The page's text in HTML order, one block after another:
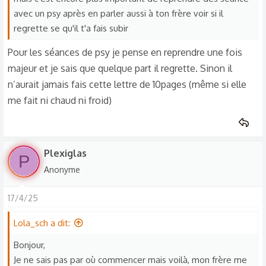
s’est passé.
s
avec un psy après en parler aussi à ton frère voir si il
regrette se qu'il t'a fais subir
Pour les séances de psy je pense en reprendre une fois
majeur et je sais que quelque part il regrette. Sinon il
n’aurait jamais fais cette lettre de 10pages (même si elle
me fait ni chaud ni froid)
P Plexiglas
Anonyme
17/4/25
Lola_sch a dit:
Bonjour,
Je ne sais pas par où commencer mais voilà, mon frère me